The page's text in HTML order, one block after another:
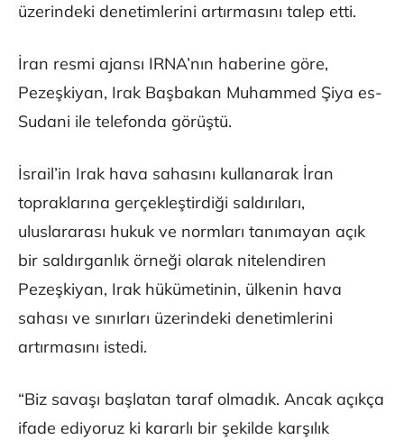
üzerindeki denetimlerini artırmasını talep etti.
İran resmi ajansı IRNA’nın haberine göre,
Pezeşkiyan, Irak Başbakan Muhammed Şiya es-
Sudani ile telefonda görüştü.
İsrail’in Irak hava sahasını kullanarak İran
topraklarına gerçekleştirdiği saldırıları,
uluslararası hukuk ve normları tanımayan açık
bir saldırganlık örneği olarak nitelendiren
Pezeşkiyan, Irak hükümetinin, ülkenin hava
sahası ve sınırları üzerindeki denetimlerini
artırmasını istedi.
“Biz savaşı başlatan taraf olmadık. Ancak açıkça
ifade ediyoruz ki kararlı bir şekilde karşılık